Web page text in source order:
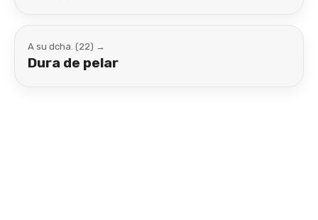
A su dcha. (22) →
Dura de pelar